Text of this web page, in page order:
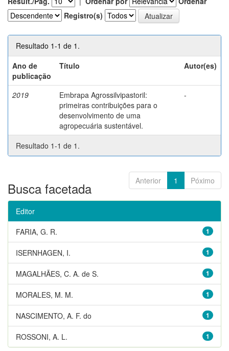
Registro(s)
Resultado 1-1 de 1.
Ano de
publicação
Título Autor(es)
2019
Embrapa Agrossilvipastoril:
primeiras contribuições para o
desenvolvimento de uma
agropecuária sustentável.
-
Resultado 1-1 de 1.
Anterior 1 Póximo
Busca facetada
Editor
1
FARIA, G. R.
1
ISERNHAGEN, I.
1
MAGALHÃES, C. A. de S.
1
MORALES, M. M.
1
NASCIMENTO, A. F. do
1
ROSSONI, A. L.